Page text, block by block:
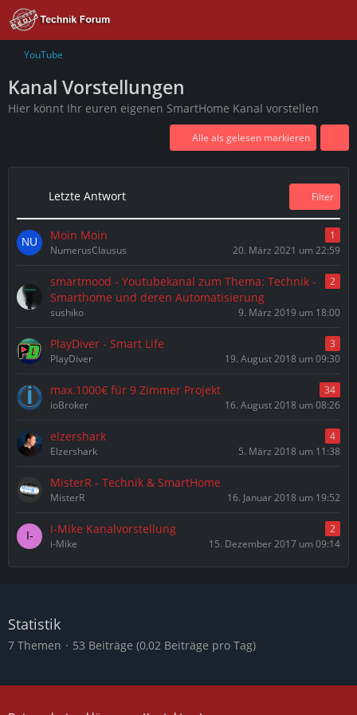
YouTube
Kanal Vorstellungen
Hier könnt Ihr euren eigenen SmartHome Kanal vorstellen
Alle als gelesen markieren
Letzte Antwort Filter
Moin Moin
1
NumerusClausus
20. März 2021 um 22:59
smartmood - Youtubekanal zum Thema: Technik -
Smarthome und deren Automatisierung
2
sushiko 9. März 2019 um 18:00
PlayDiver - Smart Life
3
PlayDiver
19. August 2018 um 09:30
max.1000€ für 9 Zimmer Projekt
34
ioBroker
16. August 2018 um 08:26
elzershark
4
Elzershark
5. März 2018 um 11:38
MisterR - Technik & SmartHome
MisterR 16. Januar 2018 um 19:52
i-Mike Kanalvorstellung
2
i-Mike
15. Dezember 2017 um 09:14
Statistik
7 Themen 53 Beiträge (0,02 Beiträge pro Tag)